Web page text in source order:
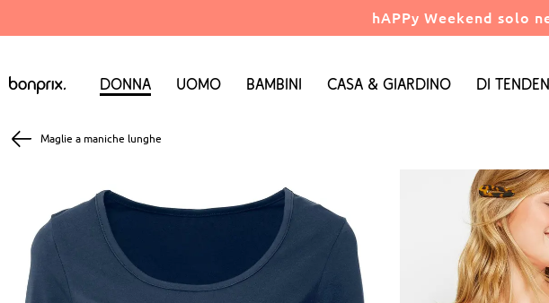
hAPPy Weekend solo
Donna Uomo Bambini Casa & Giardino Di
Maglie a maniche lunghe